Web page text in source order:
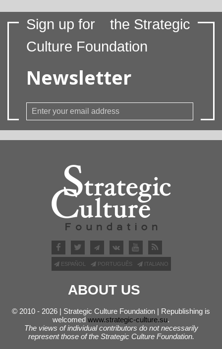
Sign up for
the Strategic
Culture Foundation
Newsletter
ESPAÑOL PORTUGUÊS ITALIANO
ABOUT US
© 2010 - 2026 | Strategic Culture Foundation | Republishing is
welcomed www.strategic-culture.su.
The views of individual contributors do not necessarily
represent those of the Strategic Culture Foundation.